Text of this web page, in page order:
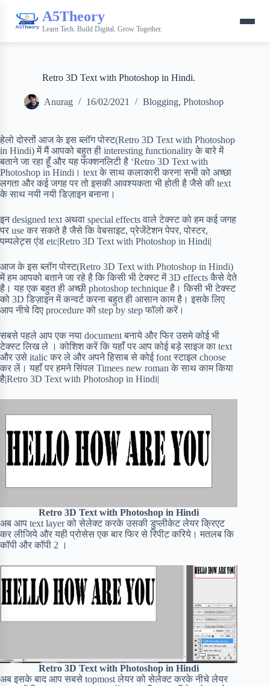
A5Theory
Learn Tech. Build Digital. Grow Together.
Retro 3D Text with Photoshop in Hindi.
Anurag 16/02/2021 Blogging, Photoshop
हेलो दोस्तों आज के इस ब्लॉग पोस्ट(Retro 3D Text with Photoshop
in Hindi) में मैं आपको बहुत ही interesting functionality के बारे में
बताने जा रहा हूँ और यह फंक्शनलिटी है ‘Retro 3D Text with
Photoshop in Hindi। text के साथ कलाकारी करना सभी को अच्छा
लगता और कई जगह पर तो इसकी आवश्यकता भी होती है जैसे की text
के साथ नयी नयी डिज़ाइन बनाना।
इन designed text अथवा special effects वाले टेक्स्ट को हम कई जगह
पर use कर सकते है जैसे कि वेबसाइट, प्रेजेंटेशन पेपर, पोस्टर,
पम्पलेट्स एंड etc|Retro 3D Text with Photoshop in Hindi|
आज के इस ब्लॉग पोस्ट(Retro 3D Text with Photoshop in Hindi)
में हम आपको बताने जा रहे है कि किसी भी टेक्स्ट में 3D effects कैसे देते
है। यह एक बहुत ही अच्छी photoshop technique है। किसी भी टेक्स्ट
को 3D डिज़ाइन में कन्वर्ट करना बहुत ही आसान काम है। इसके लिए
आप नीचे दिए procedure को step by step फॉलो करें।
सबसे पहले आप एक नया document बनाये और फिर उसमे कोई भी
टेक्स्ट लिख ले । कोशिश करें कि यहाँ पर आप कोई बड़े साइज का text
और उसे italic कर ले और अपने हिसाब से कोई font स्टाइल choose
कर लें। यहाँ पर हमने सिंपल Timees new roman के साथ काम किया
है|Retro 3D Text with Photoshop in Hindi|
Retro 3D Text with Photoshop in Hindi
अब आप text layer को सेलेक्ट करके उसकी डुप्लीकेट लेयर क्रिएट
कर लीजिये और यही प्रोसेस एक बार फिर से रिपीट करिये। मतलब कि
कॉपी और कॉपी 2 ।
Retro 3D Text with Photoshop in Hindi
अब इसके बाद आप सबसे topmost लेयर को सेलेक्ट करके नीचे लेयर